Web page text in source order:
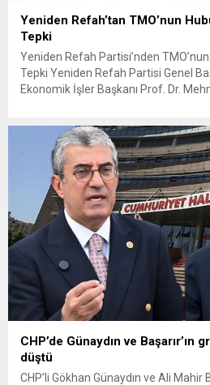
Yeniden Refah’tan TMO’nun
Tepki
Yeniden Refah Partisi’nden
Tepki Yeniden Refah Partisi Genel
Ekonomik İşler Başkanı Prof. Dr.
fiyatların çiftçinin artan maliyetlerini
olduğunu savunarak fiyatların
çağrısında...
CHP’de Günaydın ve Başarır’ın
düştü
CHP’li Gökhan Günaydın ve Ali Mahir